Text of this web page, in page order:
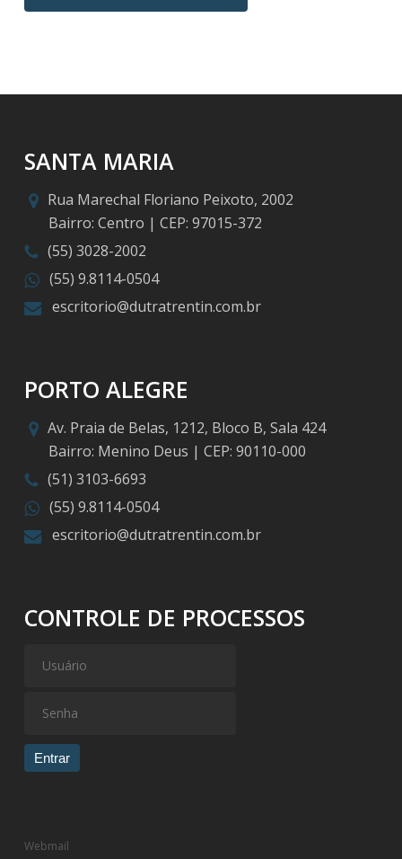
SANTA MARIA
Rua Marechal Floriano Peixoto, 2002
Bairro: Centro | CEP: 97015-372
(55) 3028-2002
(55) 9.8114-0504
escritorio@dutratrentin.com.br
PORTO ALEGRE
Av. Praia de Belas, 1212, Bloco B, Sala 424
Bairro: Menino Deus | CEP: 90110-000
(51) 3103-6693
(55) 9.8114-0504
escritorio@dutratrentin.com.br
CONTROLE DE PROCESSOS
Entrar
Webmail